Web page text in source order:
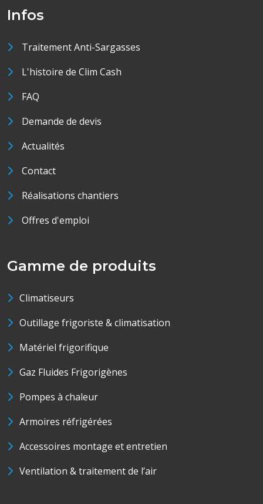
Infos
Traitement Anti-Sargasses
L'histoire de Clim Cash
FAQ
Demande de devis
Actualités
Contact
Réalisations chantiers
Offres d'emploi
Gamme de produits
Climatiseurs
Outillage frigoriste & climatisation
Matériel frigorifique
Gaz Fluides Frigorigènes
Pompes à chaleur
Armoires réfrigérées
Accessoires montage et entretien
Ventilation & traitement de l’air